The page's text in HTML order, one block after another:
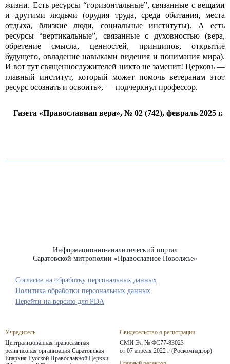
жизни. Есть ресурсы “горизонтальные”, связанные с вещами
и другими людьми (орудия труда, среда обитания, места
отдыха, близкие люди, социальные институты). А есть
ресурсы “вертикальные”, связанные с духовностью (вера,
обретение смысла, ценностей, принципов, открытие
будущего, овладение навыками видения и понимания мира).
И вот тут священнослужителей никто не заменит! Церковь —
главный институт, который может помочь ветеранам этот
ресурс осознать и освоить», — подчеркнул профессор.
Газета «Православная вера», № 02 (742), февраль 2025 г.
Информационно-аналитический портал
Саратовской митрополии «Православное Поволжье»
Учредитель
Централизованная православная
религиозная организация Саратовская
Епархия Русской Православной Церкви
Свидетельство о регистрации
СМИ Эл № ФС77-83023
от 07 апреля 2022 г (Роскомнадзор)
Согласие на обработку персональных данных
Политика обработки персональных данных
Перейти на версию для PDA